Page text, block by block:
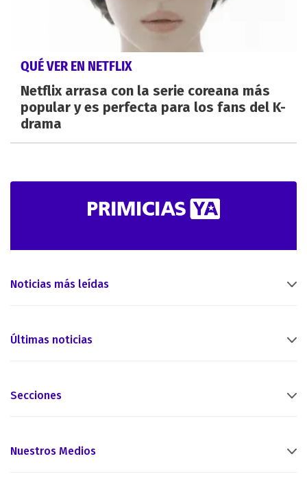
QUÉ VER EN NETFLIX
Netflix arrasa con la serie coreana más
popular y es perfecta para los fans del K-
drama
Noticias más leídas
Últimas noticias
Secciones
Nuestros Medios